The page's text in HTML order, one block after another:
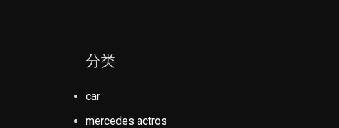
分类
car
mercedes actros